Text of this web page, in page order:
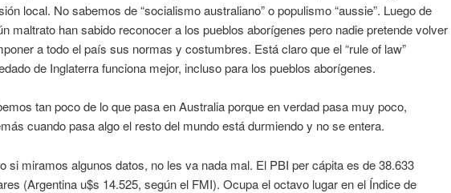
local. No sabemos de “socialismo australiano” o populismo “aussie”. Luego de
maltrato han sabido reconocer a los pueblos aborígenes pero nadie pretende volver
a todo el país sus normas y costumbres. Está claro que el “rule of law”
de Inglaterra funciona mejor, incluso para los pueblos aborígenes.
tan poco de lo que pasa en Australia porque en verdad pasa muy poco,
cuando pasa algo el resto del mundo está durmiendo y no se entera.
si miramos algunos datos, no les va nada mal. El PBI per cápita es de 38.633
(Argentina u$s 14.525, según el FMI). Ocupa el octavo lugar en el Índice de